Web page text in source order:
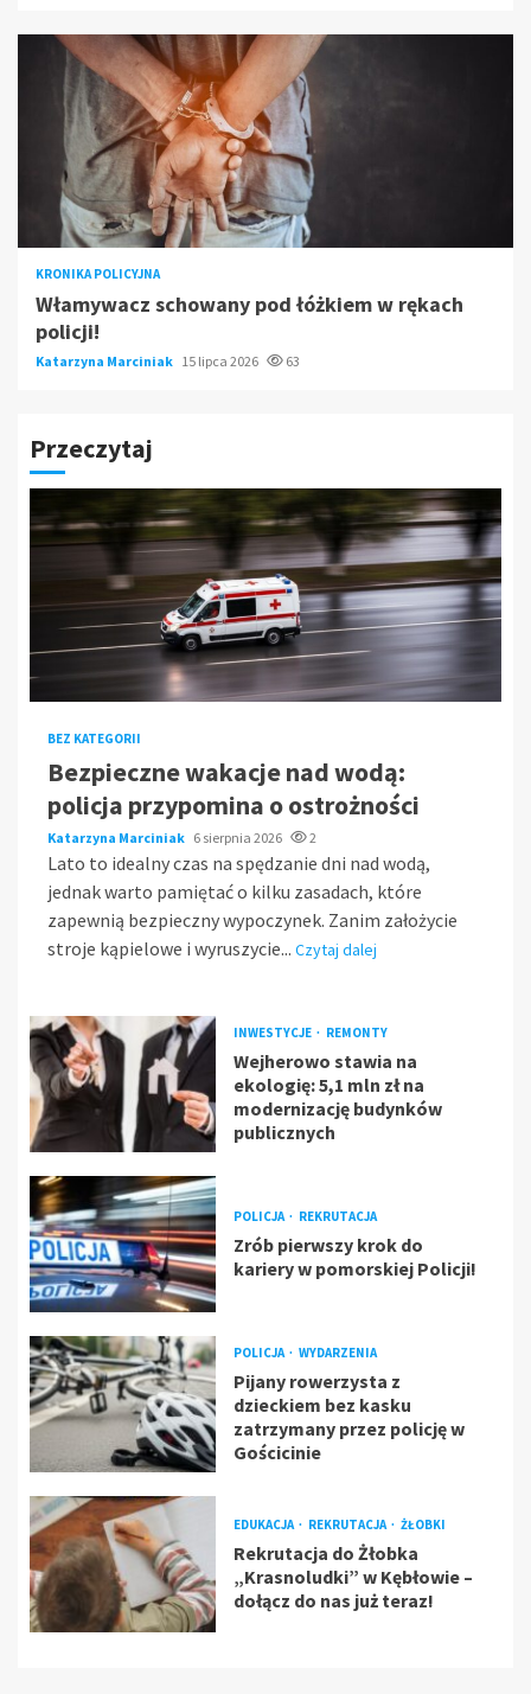
KRONIKA POLICYJNA
Włamywacz schowany pod łóżkiem w rękach
policji!
Katarzyna Marciniak 15 lipca 2026 63
Przeczytaj
BEZ KATEGORII
Bezpieczne wakacje nad wodą:
policja przypomina o ostrożności
Katarzyna Marciniak 6 sierpnia 2026 2
Lato to idealny czas na spędzanie dni nad wodą,
jednak warto pamiętać o kilku zasadach, które
zapewnią bezpieczny wypoczynek. Zanim założycie
stroje kąpielowe i wyruszycie... Czytaj dalej
INWESTYCJE REMONTY
Wejherowo stawia na
ekologię: 5,1 mln zł na
modernizację budynków
publicznych
POLICJA REKRUTACJA
Zrób pierwszy krok do
kariery w pomorskiej Policji!
POLICJA WYDARZENIA
Pijany rowerzysta z
dzieckiem bez kasku
zatrzymany przez policję w
Gościcinie
EDUKACJA REKRUTACJA ŻŁOBKI
Rekrutacja do Żłobka
„Krasnoludki” w Kębłowie –
dołącz do nas już teraz!